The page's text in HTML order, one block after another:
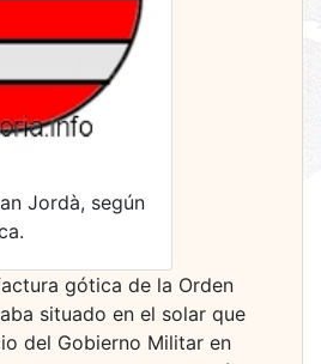
Jordà, según
gótica de la Orden
situado en el solar que
del Gobierno Militar en